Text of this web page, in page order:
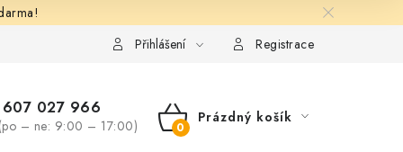
KontaktyPřihlášení Registrace
607 027 966
(po – ne: 9:00 – 17:00)
NÁKUPNÍ
Prázdný košík